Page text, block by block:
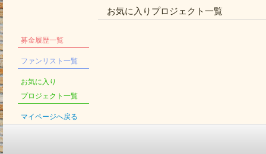
募金履歴一覧
ファンリスト一覧
お気に入り
プロジェクト一覧
マイページへ戻る
お気に入りプロジェクト一覧